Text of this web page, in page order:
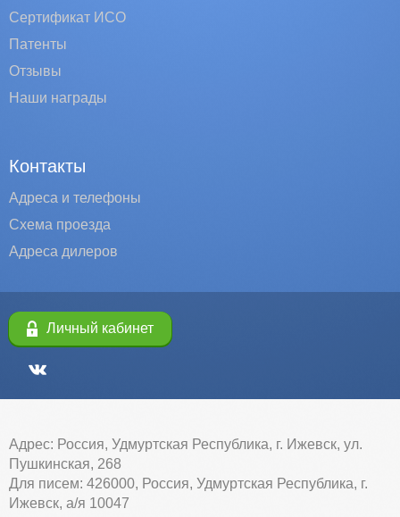
Сертификат ИСО
Патенты
Отзывы
Наши награды
Контакты
Адреса и телефоны
Схема проезда
Адреса дилеров
Личный кабинет
Адрес: Россия, Удмуртская Республика, г. Ижевск, ул.
Пушкинская, 268
Для писем: 426000, Россия, Удмуртская Республика, г.
Ижевск, а/я 10047